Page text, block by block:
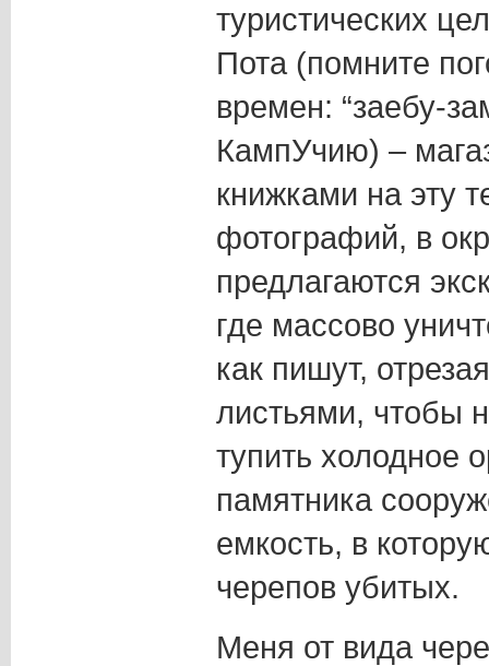
туристических
Пота (помните
времен: “заебу-
КампУчию) –
книжками на эту
фотографий, в
предлагаются
где массово
как пишут,
листьями, чтобы
тупить холодное
памятника
емкость, в
черепов убитых.
Меня от вида